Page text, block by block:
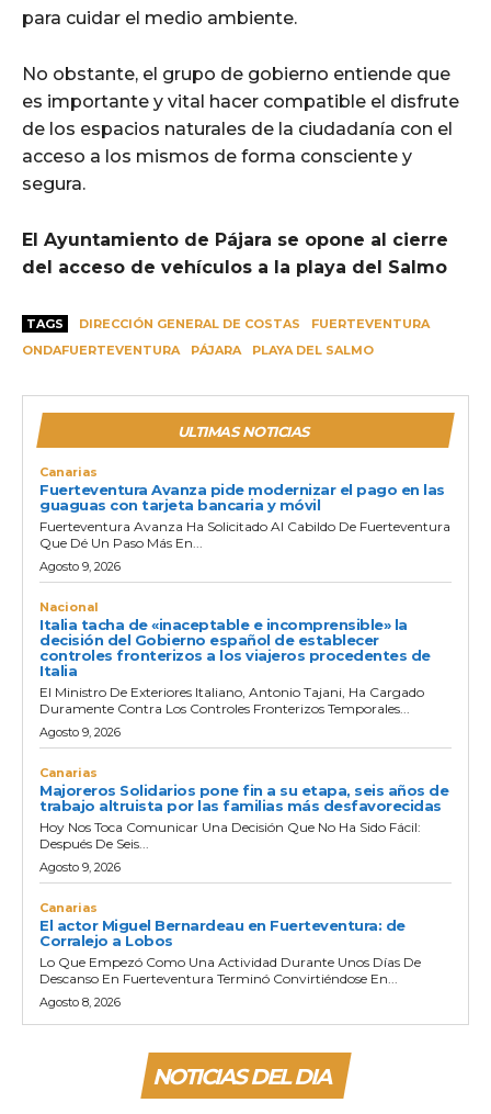
para cuidar el medio ambiente.
No obstante, el grupo de gobierno entiende que
es importante y vital hacer compatible el disfrute
de los espacios naturales de la ciudadanía con el
acceso a los mismos de forma consciente y
segura.
El Ayuntamiento de Pájara se opone al cierre
del acceso de vehículos a la playa del Salmo
TAGS DIRECCIÓN GENERAL DE COSTAS
FUERTEVENTURA
ONDAFUERTEVENTURA
PÁJARA PLAYA DEL SALMO
ULTIMAS NOTICIAS
Canarias
Fuerteventura Avanza pide modernizar el pago en las
guaguas con tarjeta bancaria y móvil
Fuerteventura Avanza Ha Solicitado Al Cabildo De Fuerteventura
Que Dé Un Paso Más En...
Agosto 9, 2026
Nacional
Italia tacha de «inaceptable e incomprensible» la
decisión del Gobierno español de establecer
controles fronterizos a los viajeros procedentes de
Italia
El Ministro De Exteriores Italiano, Antonio Tajani, Ha Cargado
Duramente Contra Los Controles Fronterizos Temporales...
Agosto 9, 2026
Canarias
Majoreros Solidarios pone fin a su etapa, seis años de
trabajo altruista por las familias más desfavorecidas
Hoy Nos Toca Comunicar Una Decisión Que No Ha Sido Fácil:
Después De Seis...
Agosto 9, 2026
Canarias
El actor Miguel Bernardeau en Fuerteventura: de
Corralejo a Lobos
Lo Que Empezó Como Una Actividad Durante Unos Días De
Descanso En Fuerteventura Terminó Convirtiéndose En...
Agosto 8, 2026
NOTICIAS DEL DIA